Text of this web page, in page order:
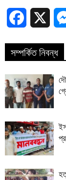
Facebook
সম্পর্কিত নিবন্ধ